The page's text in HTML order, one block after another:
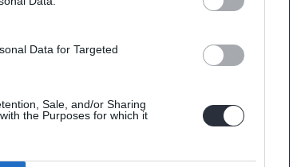
Data for Targeted
Sale, and/or Sharing
the Purposes for which it